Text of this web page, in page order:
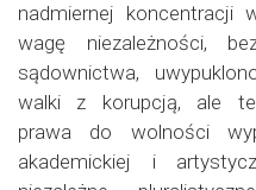
nadmiernej koncentracji
wagę niezależności,
sądownictwa,
walki z korupcją, ale
prawa do wolności
akademickiej i